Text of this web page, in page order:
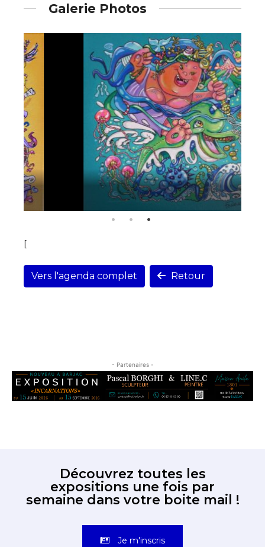
Galerie Photos
[
Vers l'agenda complet Retour
- Partenaires -
Découvrez toutes les
expositions une fois par
semaine dans votre boite mail !
Je m'inscris